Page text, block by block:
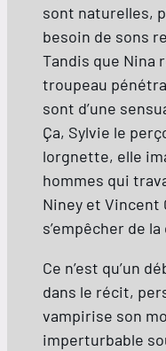
sont naturelles,
besoin de sons
Tandis que Nina
troupeau
sont d’une
Ça, Sylvie le
lorgnette, elle
hommes qui
Niney et Vincent
s’empêcher de
Ce n’est qu’un
dans le récit,
vampirise son
imperturbable